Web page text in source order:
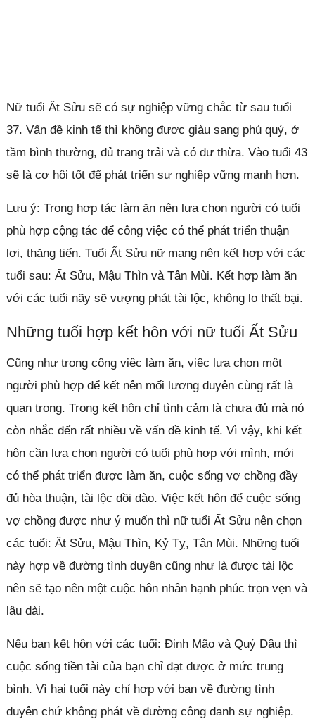
Nữ tuổi Ất Sửu sẽ có sự nghiệp vững chắc từ sau tuổi
37. Vấn đề kinh tế thì không được giàu sang phú quý, ở
tầm bình thường, đủ trang trải và có dư thừa. Vào tuổi 43
sẽ là cơ hội tốt để phát triển sự nghiệp vững mạnh hơn.
Lưu ý: Trong hợp tác làm ăn nên lựa chọn người có tuổi
phù hợp cộng tác để công việc có thể phát triển thuận
lợi, thăng tiến. Tuổi Ất Sửu nữ mạng nên kết hợp với các
tuổi sau: Ất Sửu, Mậu Thìn và Tân Mùi. Kết hợp làm ăn
với các tuổi nãy sẽ vượng phát tài lộc, không lo thất bại.
Những tuổi hợp kết hôn với nữ tuổi Ất Sửu
Cũng như trong công việc làm ăn, việc lựa chọn một
người phù hợp để kết nên mối lương duyên cùng rất là
quan trọng. Trong kết hôn chỉ tình cảm là chưa đủ mà nó
còn nhắc đến rất nhiều về vấn đề kinh tế. Vì vậy, khi kết
hôn cần lựa chọn người có tuổi phù hợp với mình, mới
có thể phát triển được làm ăn, cuộc sống vợ chồng đầy
đủ hòa thuận, tài lộc dồi dào. Việc kết hôn để cuộc sống
vợ chồng được như ý muốn thì nữ tuổi Ất Sửu nên chọn
các tuổi: Ất Sửu, Mậu Thìn, Kỷ Tỵ, Tân Mùi. Những tuổi
này hợp về đường tình duyên cũng như là được tài lộc
nên sẽ tạo nên một cuộc hôn nhân hạnh phúc trọn vẹn và
lâu dài.
Nếu bạn kết hôn với các tuổi: Đinh Mão và Quý Dậu thì
cuộc sống tiền tài của bạn chỉ đạt được ở mức trung
bình. Vì hai tuổi này chỉ hợp với bạn về đường tình
duyên chứ không phát về đường công danh sự nghiệp.